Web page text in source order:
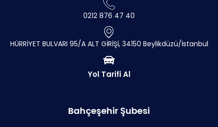
0212 876 47 40
HÜRRİYET BULVARI 95/A ALT GİRİŞİ, 34150 Beylikdüzü/İstanbul
Yol Tarifi Al
Bahçeşehir Şubesi